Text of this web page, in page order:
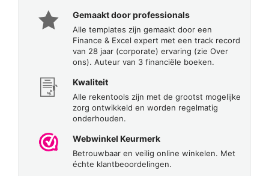
Gemaakt door professionals
Alle templates zijn gemaakt door een
Finance & Excel expert met een track record
van 28 jaar (corporate) ervaring (zie Over
ons). Auteur van 3 financiële boeken.
Kwaliteit
Alle rekentools zijn met de grootst mogelijke
zorg ontwikkeld en worden regelmatig
onderhouden.
Webwinkel Keurmerk
Betrouwbaar en veilig online winkelen. Met
échte klantbeoordelingen.